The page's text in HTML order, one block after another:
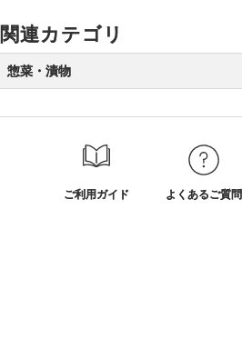
関連カテゴリ
惣菜・漬物
ご利用ガイド よくあるご質問